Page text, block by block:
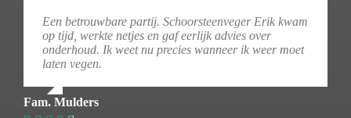
Een betrouwbare partij. Schoorsteenveger Erik kwam
op tijd, werkte netjes en gaf eerlijk advies over
onderhoud. Ik weet nu precies wanneer ik weer moet
laten vegen.
Fam. Mulders